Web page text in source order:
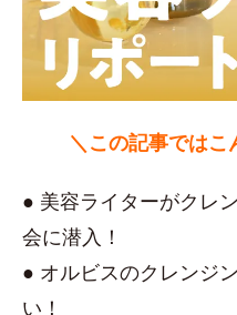
＼この記事ではこ
● 美容ライターがクレ
会に潜入！
● オルビスのクレンジ
い！